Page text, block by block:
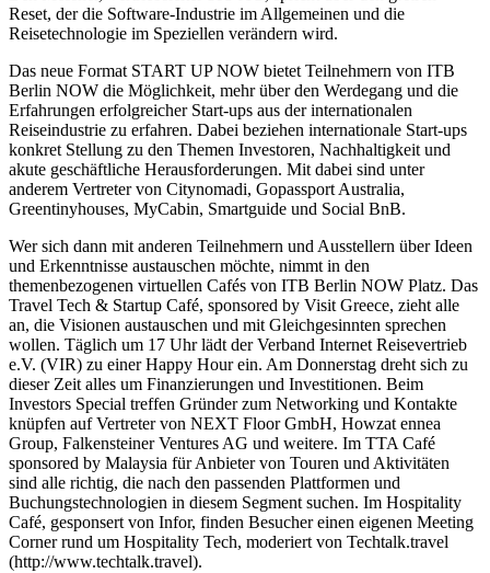
Reset, der die Software-Industrie im Allgemeinen und die
Reisetechnologie im Speziellen verändern wird.
Das neue Format START UP NOW bietet Teilnehmern von ITB
Berlin NOW die Möglichkeit, mehr über den Werdegang und die
Erfahrungen erfolgreicher Start-ups aus der internationalen
Reiseindustrie zu erfahren. Dabei beziehen internationale Start-ups
konkret Stellung zu den Themen Investoren, Nachhaltigkeit und
akute geschäftliche Herausforderungen. Mit dabei sind unter
anderem Vertreter von Citynomadi, Gopassport Australia,
Greentinyhouses, MyCabin, Smartguide und Social BnB.
Wer sich dann mit anderen Teilnehmern und Ausstellern über Ideen
und Erkenntnisse austauschen möchte, nimmt in den
themenbezogenen virtuellen Cafés von ITB Berlin NOW Platz. Das
Travel Tech & Startup Café, sponsored by Visit Greece, zieht alle
an, die Visionen austauschen und mit Gleichgesinnten sprechen
wollen. Täglich um 17 Uhr lädt der Verband Internet Reisevertrieb
e.V. (VIR) zu einer Happy Hour ein. Am Donnerstag dreht sich zu
dieser Zeit alles um Finanzierungen und Investitionen. Beim
Investors Special treffen Gründer zum Networking und Kontakte
knüpfen auf Vertreter von NEXT Floor GmbH, Howzat ennea
Group, Falkensteiner Ventures AG und weitere. Im TTA Café
sponsored by Malaysia für Anbieter von Touren und Aktivitäten
sind alle richtig, die nach den passenden Plattformen und
Buchungstechnologien in diesem Segment suchen. Im Hospitality
Café, gesponsert von Infor, finden Besucher einen eigenen Meeting
Corner rund um Hospitality Tech, moderiert von Techtalk.travel
(http://www.techtalk.travel).